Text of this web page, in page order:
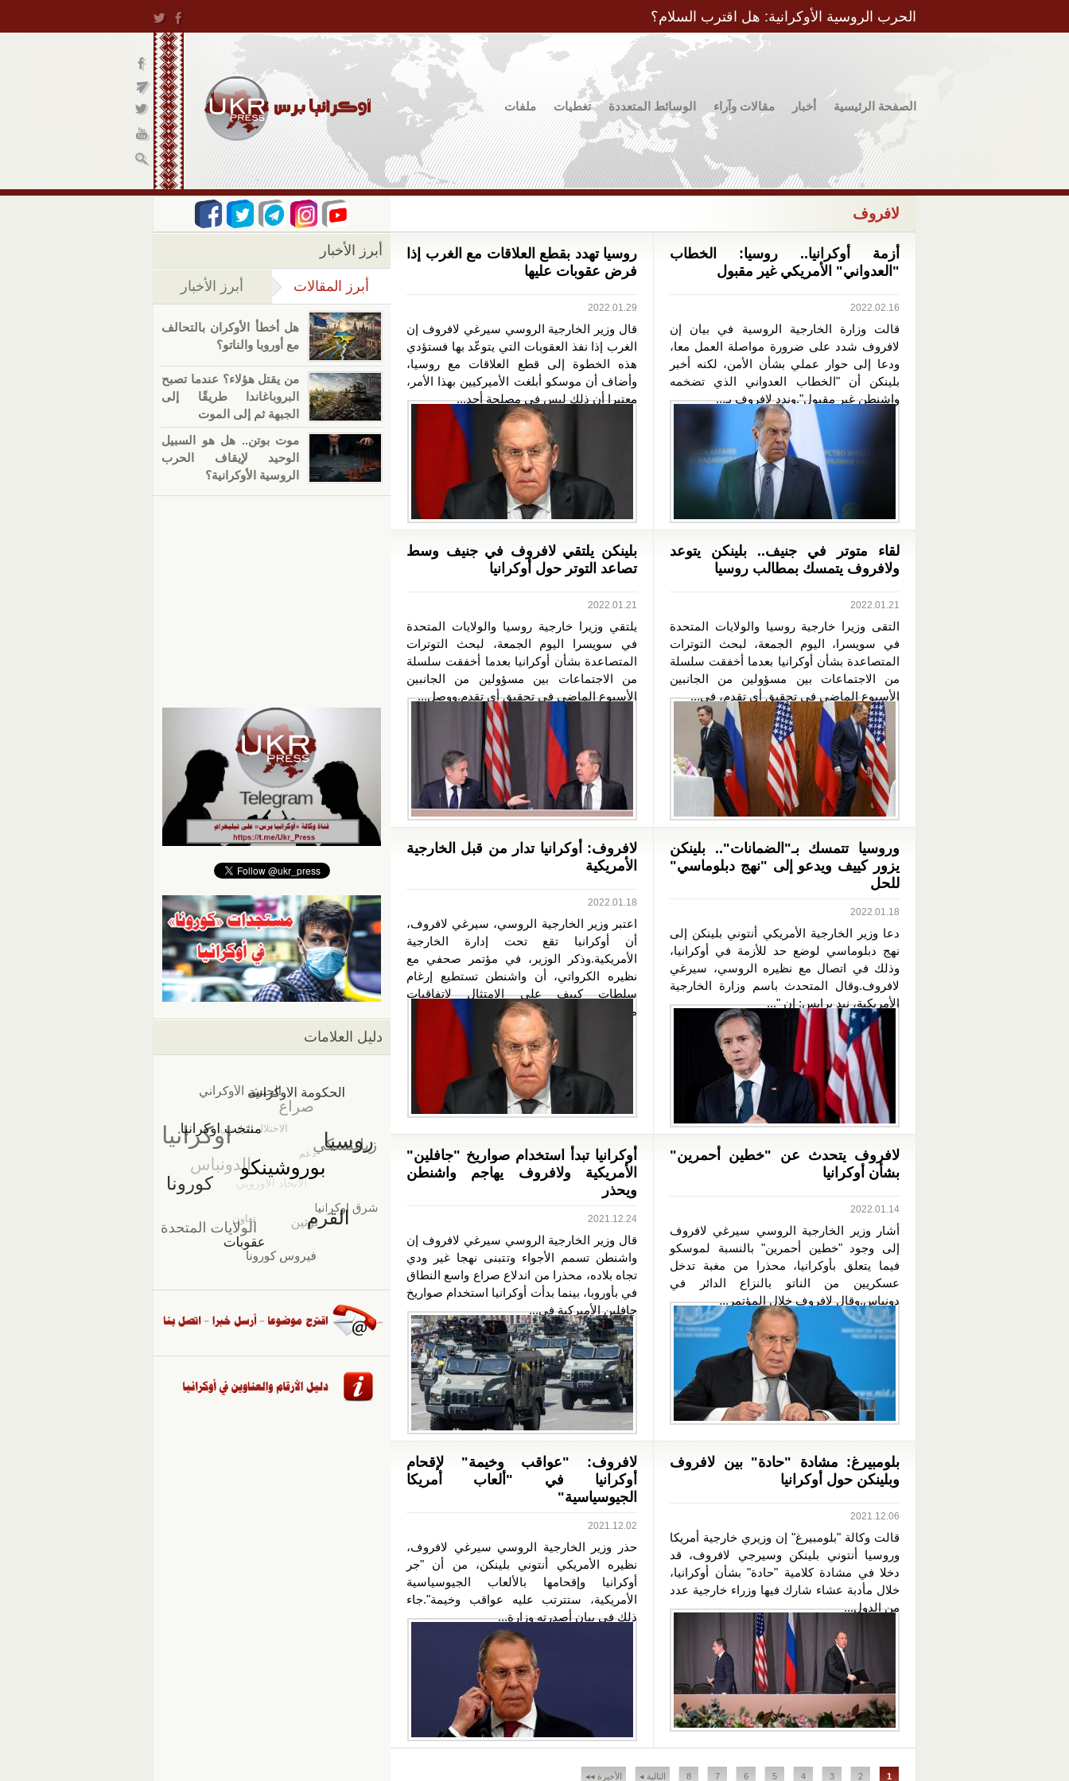
الحرب الروسية الأوكرانية: هل اقترب السلام؟
الصفحة الرئيسية أخبار مقالات وآراء الوسائط المتعددة تغطيات ملفات
لافروف
أزمة أوكرانيا.. روسيا: الخطاب
"العدواني" الأمريكي غير مقبول
2022.02.16
قالت وزارة الخارجية الروسية في بيان إن
لافروف شدد على ضرورة مواصلة العمل معا،
ودعا إلى حوار عملي بشأن الأمن، لكنه أخبر
بلينكن أن "الخطاب العدواني الذي تضخمه
واشنطن غير مقبول".وندد لافروف بـ...
روسيا تهدد بقطع العلاقات مع الغرب إذا
فرض عقوبات عليها
2022.01.29
قال وزير الخارجية الروسي سيرغي لافروف إن
الغرب إذا نفذ العقوبات التي يتوعّد بها فستؤدي
هذه الخطوة إلى قطع العلاقات مع روسيا،
وأضاف أن موسكو أبلغت الأميركيين بهذا الأمر،
معتبرا أن ذلك ليس في مصلحة أحد...
لقاء متوتر في جنيف.. بلينكن يتوعد
ولافروف يتمسك بمطالب روسيا
2022.01.21
التقى وزيرا خارجية روسيا والولايات المتحدة
في سويسرا، اليوم الجمعة، لبحث التوترات
المتصاعدة بشأن أوكرانيا بعدما أخفقت سلسلة
من الاجتماعات بين مسؤولين من الجانبين
الأسبوع الماضي في تحقيق أي تقدم، في...
بلينكن يلتقي لافروف في جنيف وسط
تصاعد التوتر حول أوكرانيا
2022.01.21
يلتقي وزيرا خارجية روسيا والولايات المتحدة
في سويسرا اليوم الجمعة، لبحث التوترات
المتصاعدة بشأن أوكرانيا بعدما أخفقت سلسلة
من الاجتماعات بين مسؤولين من الجانبين
الأسبوع الماضي في تحقيق أي تقدم.ووصل...
وروسيا تتمسك بـ"الضمانات".. بلينكن
يزور كييف ويدعو إلى "نهج دبلوماسي"
للحل
2022.01.18
دعا وزير الخارجية الأمريكي أنتوني بلينكن إلى
نهج دبلوماسي لوضع حد للأزمة في أوكرانيا،
وذلك في اتصال مع نظيره الروسي، سيرغي
لافروف.وقال المتحدث باسم وزارة الخارجية
الأمريكية، نيد برايس: إن "...
لافروف: أوكرانيا تدار من قبل الخارجية
الأمريكية
2022.01.18
اعتبر وزير الخارجية الروسي، سيرغي لافروف،
أن أوكرانيا تقع تحت إدارة الخارجية
الأمريكية.وذكر الوزير، في مؤتمر صحفي مع
نظيره الكرواتي، أن واشنطن تستطيع إرغام
سلطات كييف على الامتثال لاتفاقيات
مينسك....
لافروف يتحدث عن "خطين أحمرين"
بشأن أوكرانيا
2022.01.14
أشار وزير الخارجية الروسي سيرغي لافروف
إلى وجود "خطين أحمرين" بالنسبة لموسكو
فيما يتعلق بأوكرانيا، محذرا من مغبة تدخل
عسكريين من الناتو بالنزاع الدائر في
دونباس.وقال لافروف خلال المؤتمر...
أوكرانيا تبدأ استخدام صواريخ "جافلين"
الأمريكية ولافروف يهاجم واشنطن
ويحذر
2021.12.24
قال وزير الخارجية الروسي سيرغي لافروف إن
واشنطن تسمم الأجواء وتتبنى نهجا غير ودي
تجاه بلاده، محذرا من اندلاع صراع واسع النطاق
في بأوروبا، بينما بدأت أوكرانيا استخدام صواريخ
جافلين الأميركية في...
بلومبيرغ: مشادة "حادة" بين لافروف
وبلينكن حول أوكرانيا
2021.12.06
قالت وكالة "بلومبيرغ" إن وزيري خارجية أمريكا
وروسيا أنتوني بلينكن وسيرجي لافروف، قد
دخلا في مشادة كلامية "حادة" بشأن أوكرانيا،
خلال مأدبة عشاء شارك فيها وزراء خارجية عدد
من الدول...
لافروف: "عواقب وخيمة" لإقحام
أوكرانيا في "ألعاب أمريكا
الجيوسياسية"
2021.12.02
حذر وزير الخارجية الروسي سيرغي لافروف،
نظيره الأمريكي أنتوني بلينكن، من أن "جر
أوكرانيا وإقحامها بالألعاب الجيوسياسية
الأمريكية، ستترتب عليه عواقب وخيمة".جاء
ذلك في بيان أصدرته وزارة...
الصفحات
1
2
3
4
5
6
7
8 التالية ◂ الأخيرة ◂◂
أبرز الأخبار
أبرز المقالات (علامة التبويب النشطة)
أبرز الأخبار
هل أخطأ الأوكران بالتحالف
مع أوروبا والناتو؟
من يقتل هؤلاء؟ عندما تصبح
البروباغاندا طريقًا إلى
الجبهة ثم إلى الموت
موت بوتن.. هل هو السبيل
الوحيد لإيقاف الحرب
الروسية الأوكرانية؟
دليل العلامات